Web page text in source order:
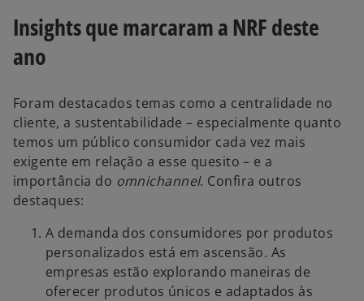
Insights que marcaram a NRF deste
ano
Foram destacados temas como a centralidade no
cliente, a sustentabilidade – especialmente quanto
temos um público consumidor cada vez mais
exigente em relação a esse quesito – e a
importância do omnichannel. Confira outros
destaques:
A demanda dos consumidores por produtos
personalizados está em ascensão. As
empresas estão explorando maneiras de
oferecer produtos únicos e adaptados às